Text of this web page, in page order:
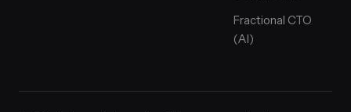
Fractional CTO
(AI)